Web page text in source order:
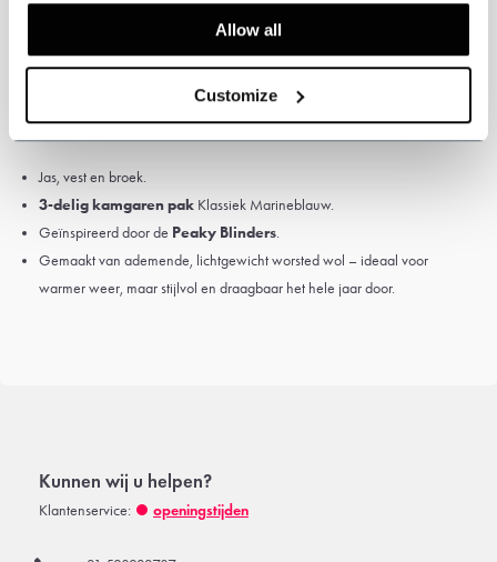
Allow all
Customize
Kleur: Marineblauw.
Hoge kwaliteit Kamgaren Wol, 75% wol
Satijn Voering
Jas, vest en broek.
3-delig kamgaren pak Klassiek Marineblauw.
Geïnspireerd door de Peaky Blinders.
Gemaakt van ademende, lichtgewicht worsted wol – ideaal voor
warmer weer, maar stijlvol en draagbaar het hele jaar door.
Kunnen wij u helpen?
Klantenservice: openingstijden